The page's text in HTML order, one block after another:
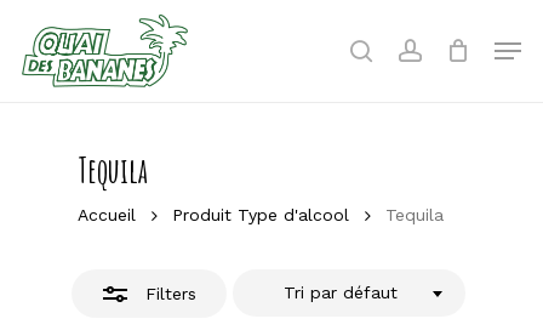
main
content
searchaccount
Tequila
Accueil Produit Type d'alcool Tequila
Filters Tri par défaut
Close